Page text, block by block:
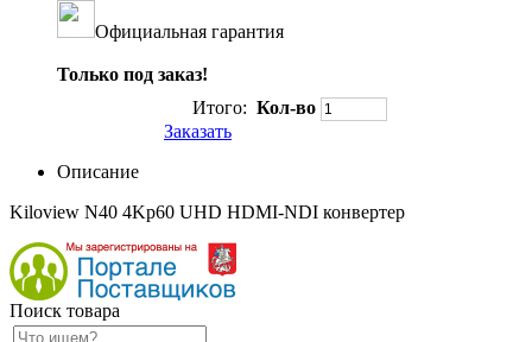
Официальная гарантия
Только под заказ!
Итого: Кол-во
Заказать
Описание
Kiloview N40 4Kp60 UHD HDMI-NDI конвертер
Поиск товара